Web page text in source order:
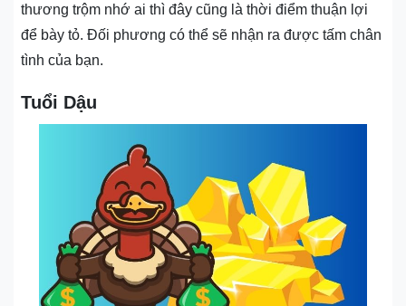
thương trộm nhớ ai thì đây cũng là thời điểm thuận lợi
để bày tỏ. Đối phương có thể sẽ nhận ra được tấm chân
tình của bạn.
Tuổi Dậu